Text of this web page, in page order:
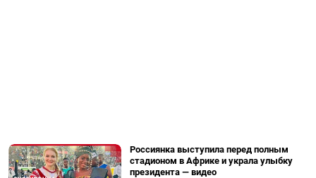
Россиянка выступила перед полным
стадионом в Африке и украла улыбку
президента — видео